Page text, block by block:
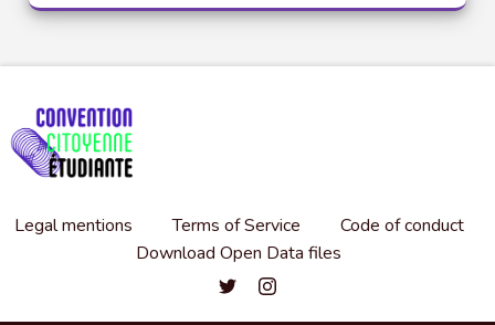
Legal mentions Terms of Service
Code of conduct
Download Open Data files
Convention citoyenne étudiante
Convention citoyenne